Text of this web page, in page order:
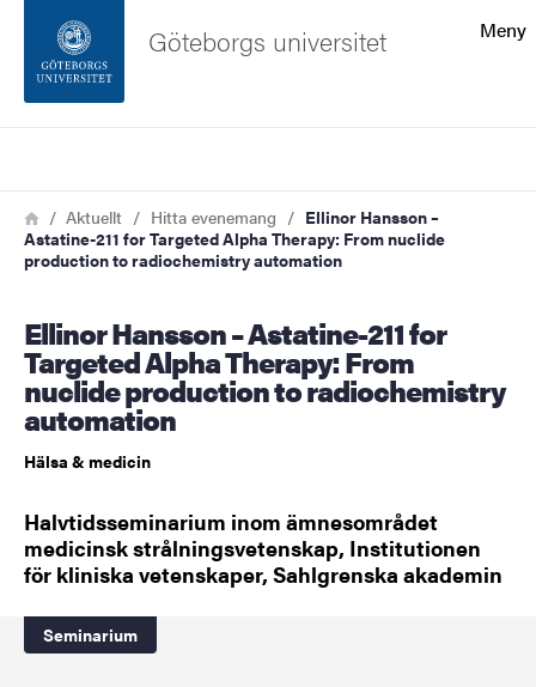
Sidfoten
Om webbplatsen
Meny
Göteborgs universitet
Länkstig
HemAktuellt Hitta evenemang
Ellinor Hansson –
Astatine-211 for Targeted Alpha Therapy: From nuclide
production to radiochemistry automation
Ellinor Hansson – Astatine-211 for
Targeted Alpha Therapy: From
nuclide production to radiochemistry
automation
Hälsa & medicin
Halvtidsseminarium inom ämnesområdet
medicinsk strålningsvetenskap, Institutionen
för kliniska vetenskaper, Sahlgrenska akademin
Seminarium